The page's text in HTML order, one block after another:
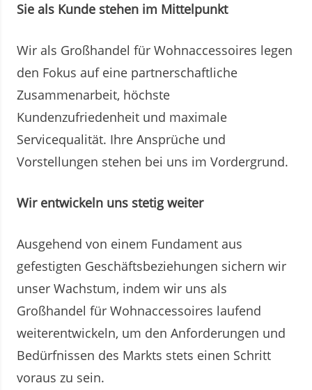
Sie als Kunde stehen im Mittelpunkt
Wir als Großhandel für Wohnaccessoires legen
den Fokus auf eine partnerschaftliche
Zusammenarbeit, höchste
Kundenzufriedenheit und maximale
Servicequalität. Ihre Ansprüche und
Vorstellungen stehen bei uns im Vordergrund.
Wir entwickeln uns stetig weiter
Ausgehend von einem Fundament aus
gefestigten Geschäftsbeziehungen sichern wir
unser Wachstum, indem wir uns als
Großhandel für Wohnaccessoires laufend
weiterentwickeln, um den Anforderungen und
Bedürfnissen des Markts stets einen Schritt
voraus zu sein.